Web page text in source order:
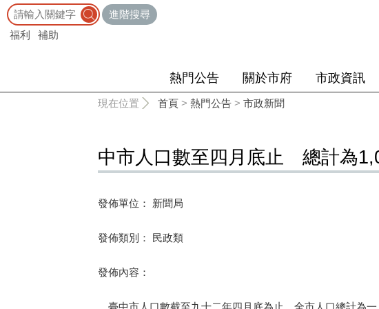
進階搜尋
福利
補助
熱門公告 關於市府 市政資訊
現在位置 首頁 > 熱門公告 > 市政新聞
中市人口數至四月底止 總計為
發佈單位： 新聞局
發佈類別： 民政類
發佈內容：